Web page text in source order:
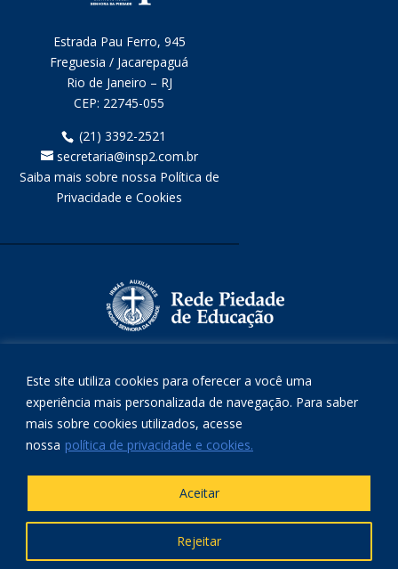
Este site utiliza cookies para oferecer a você uma
experiência mais personalizada de navegação. Para saber
mais sobre cookies utilizados, acesse
nossa política de privacidade e cookies.
Rejeitar
Aceitar
Estrada Pau Ferro, 945
Freguesia / Jacarepaguá
Rio de Janeiro – RJ
CEP: 22745-055
(21) 3392-2521
secretaria@insp2.com.br
Saiba mais sobre nossa Política de
Privacidade e Cookies